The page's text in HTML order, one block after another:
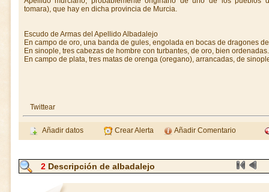
tomara), que hay en dicha provincia de Murcia.
Escudo de Armas del Apellido Albadalejo
En campo de oro, una banda de gules, engolada en bocas de dragones
En sinople, tres cabezas de hombre con turbantes, de oro, bien ordenadas.
En campo de plata, tres matas de orenga (oregano), arrancadas, de
Twittear
Añadir datos Crear Alerta Añadir Comentario
2 Descripción de albadalejo